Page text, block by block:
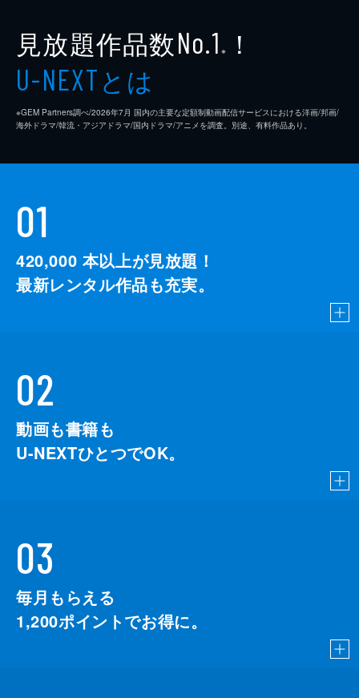
見放題作品数No.1 ※ ！
U-NEXTとは
※GEM Partners調べ/2026年7⽉ 国内の主要な定額制動画配信サービスにおける洋画/邦画/
海外ドラマ/韓流・アジアドラマ/国内ドラマ/アニメを調査。別途、有料作品あり。
01
420,000 本以上が見放題！
最新レンタル作品も充実。
02
動画も書籍も
U-NEXTひとつでOK。
03
毎月もらえる
1,200ポイントでお得に。